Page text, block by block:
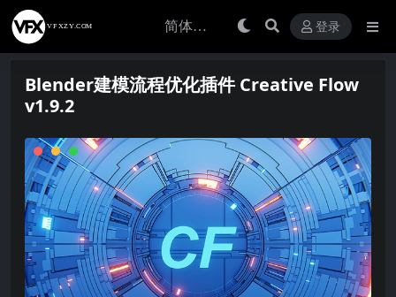
登录
Blender建模流程优化插件 Creative Flow
v1.9.2